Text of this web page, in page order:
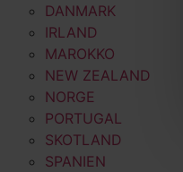
DANMARK
IRLAND
MAROKKO
NEW ZEALAND
NORGE
PORTUGAL
SKOTLAND
SPANIEN